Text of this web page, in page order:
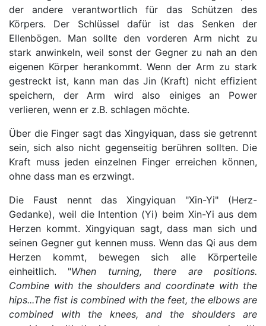
der andere verantwortlich für das Schützen des
Körpers. Der Schlüssel dafür ist das Senken der
Ellenbögen. Man sollte den vorderen Arm nicht zu
stark anwinkeln, weil sonst der Gegner zu nah an den
eigenen Körper herankommt. Wenn der Arm zu stark
gestreckt ist, kann man das Jin (Kraft) nicht effizient
speichern, der Arm wird also einiges an Power
verlieren, wenn er z.B. schlagen möchte.
Über die Finger sagt das Xingyiquan, dass sie getrennt
sein, sich also nicht gegenseitig berühren sollten. Die
Kraft muss jeden einzelnen Finger erreichen können,
ohne dass man es erzwingt.
Die Faust nennt das Xingyiquan "Xin-Yi" (Herz-
Gedanke), weil die Intention (Yi) beim Xin-Yi aus dem
Herzen kommt. Xingyiquan sagt, dass man sich und
seinen Gegner gut kennen muss. Wenn das Qi aus dem
Herzen kommt, bewegen sich alle Körperteile
einheitlich. "When turning, there are positions.
Combine with the shoulders and coordinate with the
hips...The fist is combined with the feet, the elbows are
combined with the knees, and the shoulders are